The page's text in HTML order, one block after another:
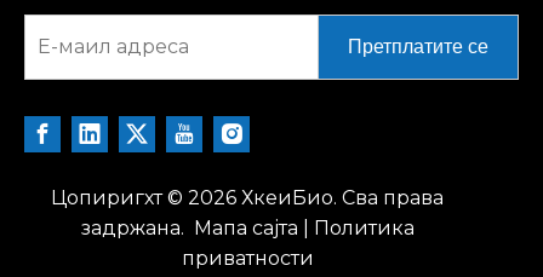
Претплатите се
Цопиригхт © 2026 ХкеиБио. Сва права
задржана. Мапа сајта
Политика
приватности